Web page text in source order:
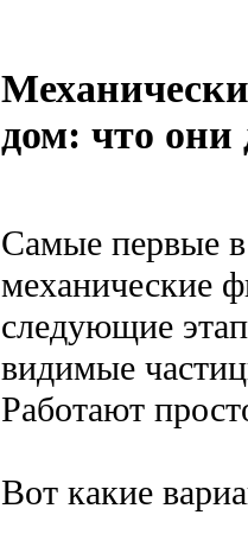
дом: что
Самые первые
механические
следующие
видимые
Работают
Вот какие